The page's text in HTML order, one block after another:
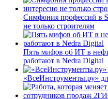
Симфония профессий в
не только строителям
Пять мифов об ИТ в
работают в Nedra Digital
«ВсеИнструменты.ру»